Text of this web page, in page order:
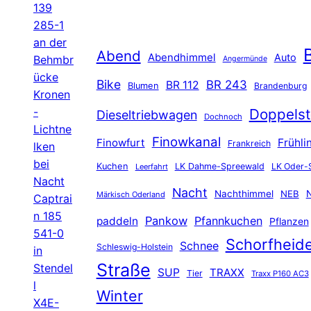
139
285-1
an der
Behmbr
ücke
Kronen
-
Lichtne
lken
bei
Nacht
Captrai
n 185
541-0
in
Stendel
l
X4E-
Abend Abendhimmel Angermünde Auto
Bike Blumen BR 112 BR 243 Brandenburg
Dieseltriebwagen Dochnoch
Finowfurt Finowkanal Frankreich
Kuchen Leerfahrt LK Dahme-Spreewald LK Oder-
Märkisch Oderland Nacht Nachthimmel NEB
paddeln Pankow Pfannkuchen Pflanzen
Schleswig-Holstein Schnee
Straße SUP Tier TRAXX Traxx P160 AC3
Winter